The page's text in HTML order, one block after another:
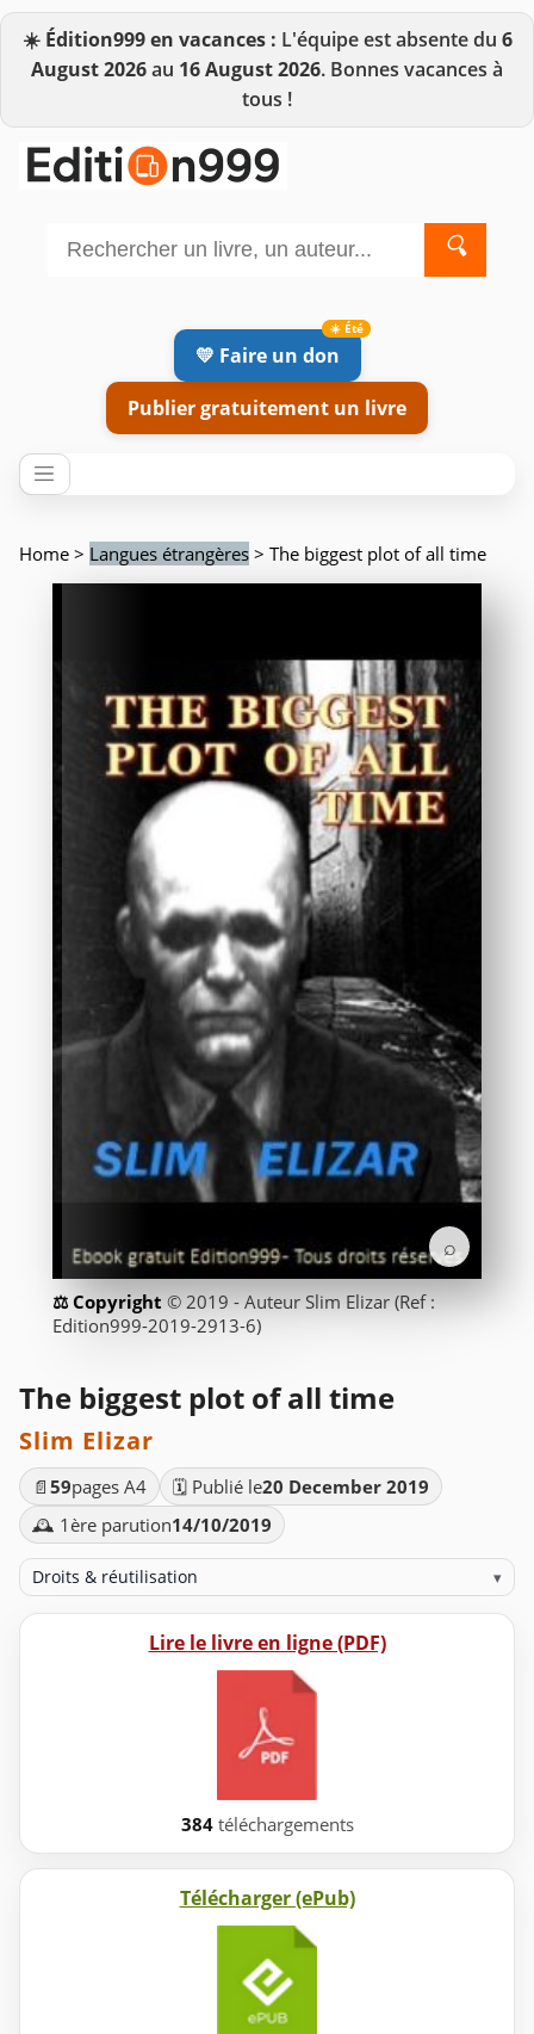
☀️ Édition999 en vacances : L'équipe est absente du 6
August 2026au 16 August 2026. Bonnes vacances à
tous !
🔍
💛 Faire un don
Publier gratuitement un livre
Home > Langues étrangères > The biggest plot of all time
⌕
© 2019 - Auteur Slim Elizar (Ref :
Edition999-2019-2913-6)
The biggest plot of all time
Slim Elizar
📄 59pages A4 🗓️ Publié le20 December 2019
🕰️ 1ère parution14/10/2019
Droits & réutilisation ▾
Lire le livre en ligne (PDF)
384téléchargements
Télécharger (ePub)